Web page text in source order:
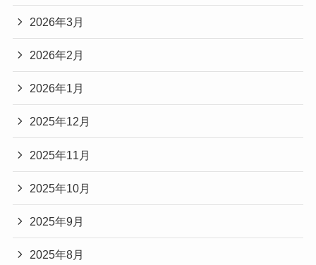
2026年3月
2026年2月
2026年1月
2025年12月
2025年11月
2025年10月
2025年9月
2025年8月